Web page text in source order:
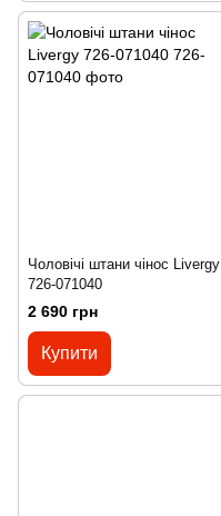
Чоловічі штани чінос Livergy
726-071040
2 690 грн
Купити